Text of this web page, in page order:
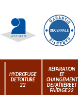
HYDROFUGE
DE TOITURE
22
RÉPARATION
ET
CHANGEMENT
DE FAÎTIÈRE ET
FAÎTAGE 22